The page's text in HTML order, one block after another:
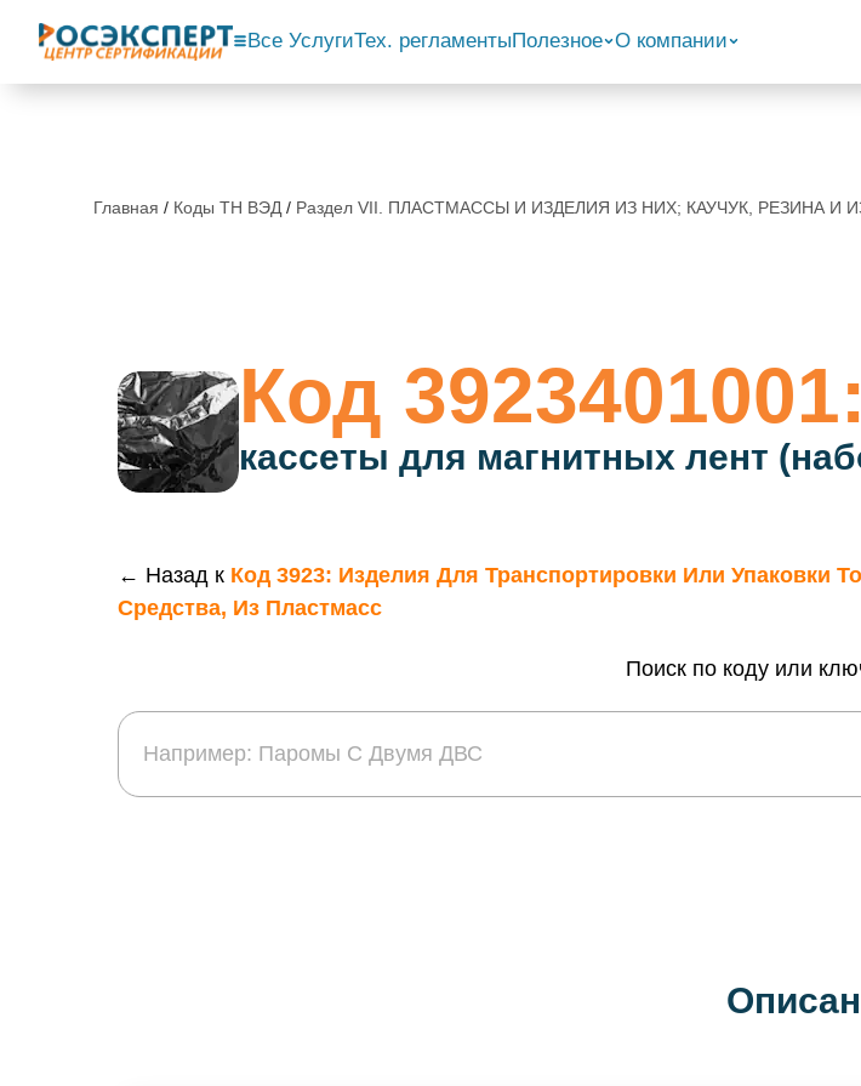
Все УслугиТех. регламенты Полезное О компании
Главная / Коды ТН ВЭД / Раздел VII. ПЛАСТМАССЫ И ИЗДЕЛИЯ ИЗ НИХ; КАУЧУК, РЕЗИНА И
Код 3923401001:
кассеты для магнитных лент
← Назад к Код 3923: Изделия Для Транспортировки Или Упаковки
Средства, Из Пластмасс
Поиск по коду или